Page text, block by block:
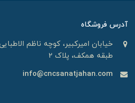
آدرس فروشگاه
خیابان امیرکبیر، کوچه ناظم
طبقه همکف، پلاک 2
info@cncsanatjahan.com